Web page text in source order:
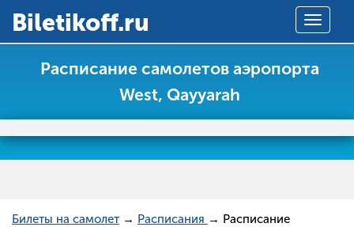
Toggle
Вiletikoff.ru
Расписание самолетов аэропорта
West, Qayyarah
Билеты на самолет → Расписания → Расписание